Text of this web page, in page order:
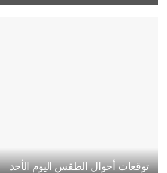
توقعات أحوال الطقس اليوم الأحد